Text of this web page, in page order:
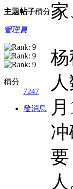
主題帖子積分
管理員
積分
7247
發消息
要